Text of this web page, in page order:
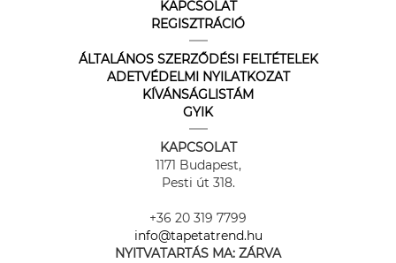
KAPCSOLAT
REGISZTRÁCIÓ
ÁLTALÁNOS SZERZŐDÉSI FELTÉTELEK
ADETVÉDELMI NYILATKOZAT
KÍVÁNSÁGLISTÁM
GYIK
KAPCSOLAT
1171 Budapest,
Pesti út 318.
+36 20 319 7799
info@tapetatrend.hu
NYITVATARTÁS MA: ZÁRVA